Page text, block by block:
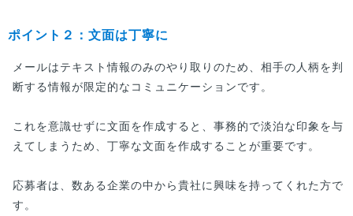
ポイント２：文面は丁寧に
メールはテキスト情報のみのやり取りのため、相手の人柄を判
断する情報が限定的なコミュニケーションです。
これを意識せずに文面を作成すると、事務的で淡泊な印象を与
えてしまうため、丁寧な文面を作成することが重要です。
応募者は、数ある企業の中から貴社に興味を持ってくれた方で
す。